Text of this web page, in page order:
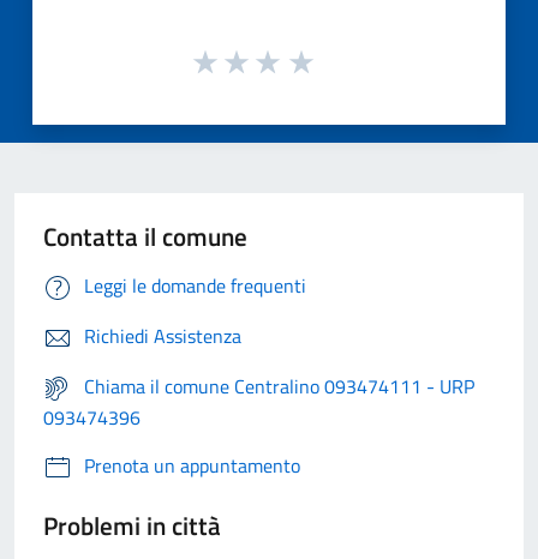
Contatta il comune
Leggi le domande frequenti
Richiedi Assistenza
Chiama il comune Centralino 093474111 - URP
093474396
Prenota un appuntamento
Problemi in città